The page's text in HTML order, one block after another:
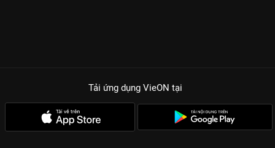
Tải ứng dụng VieON tại